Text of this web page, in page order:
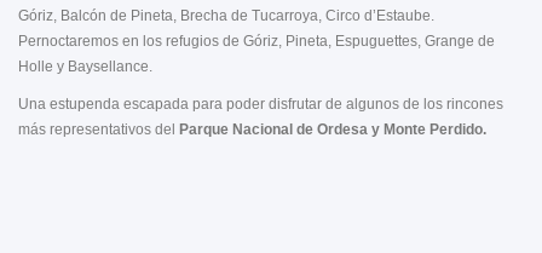
Góriz, Balcón de Pineta, Brecha de Tucarroya, Circo d’Estaube.
Pernoctaremos en los refugios de Góriz, Pineta, Espuguettes, Grange de
Holle y Baysellance.
Una estupenda escapada para poder disfrutar de algunos de los rincones
más representativos del
Parque Nacional de Ordesa y Monte Perdido.